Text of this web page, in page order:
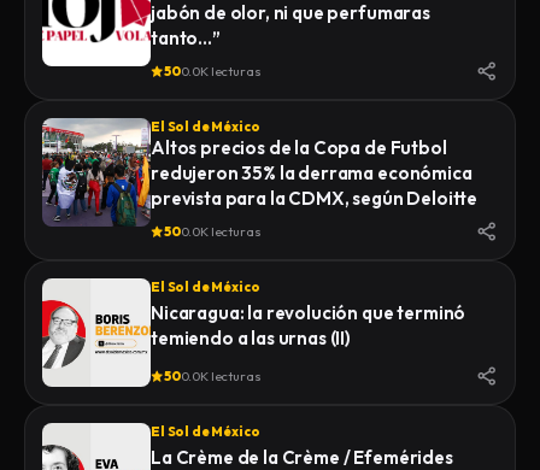
jabón de olor, ni que perfumaras
tanto…”
500.0K lecturas
El Sol de México
Altos precios de la Copa de Futbol
redujeron 35% la derrama económica
prevista para la CDMX, según Deloitte
500.0K lecturas
El Sol de México
Nicaragua: la revolución que terminó
temiendo a las urnas (II)
500.0K lecturas
El Sol de México
La Crème de la Crème / Efemérides